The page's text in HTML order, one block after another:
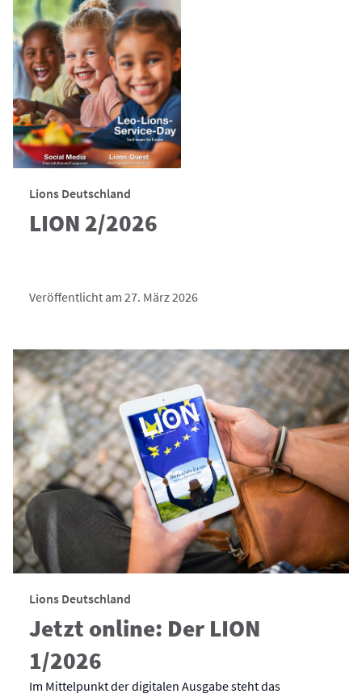
Lions Deutschland
LION 2/2026
Veröffentlicht am 27. März 2026
Lions Deutschland
Jetzt online: Der LION
1/2026
Im Mittelpunkt der digitalen Ausgabe steht das